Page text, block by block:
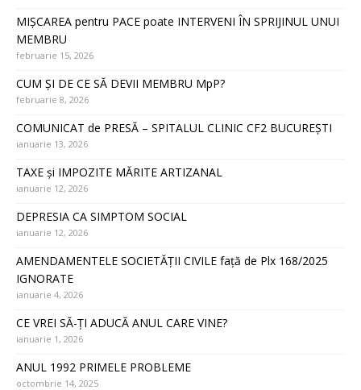
MIȘCAREA pentru PACE poate INTERVENI ÎN SPRIJINUL UNUI
MEMBRU
februarie 15, 2026
CUM ȘI DE CE SĂ DEVII MEMBRU MpP?
februarie 8, 2026
COMUNICAT de PRESĂ – SPITALUL CLINIC CF2 BUCUREȘTI
ianuarie 13, 2026
TAXE și IMPOZITE MĂRITE ARTIZANAL
ianuarie 12, 2026
DEPRESIA CA SIMPTOM SOCIAL
ianuarie 12, 2026
AMENDAMENTELE SOCIETĂȚII CIVILE față de Plx 168/2025
IGNORATE
ianuarie 4, 2026
CE VREI SĂ-ȚI ADUCĂ ANUL CARE VINE?
ianuarie 1, 2026
ANUL 1992 PRIMELE PROBLEME
octombrie 14, 2025